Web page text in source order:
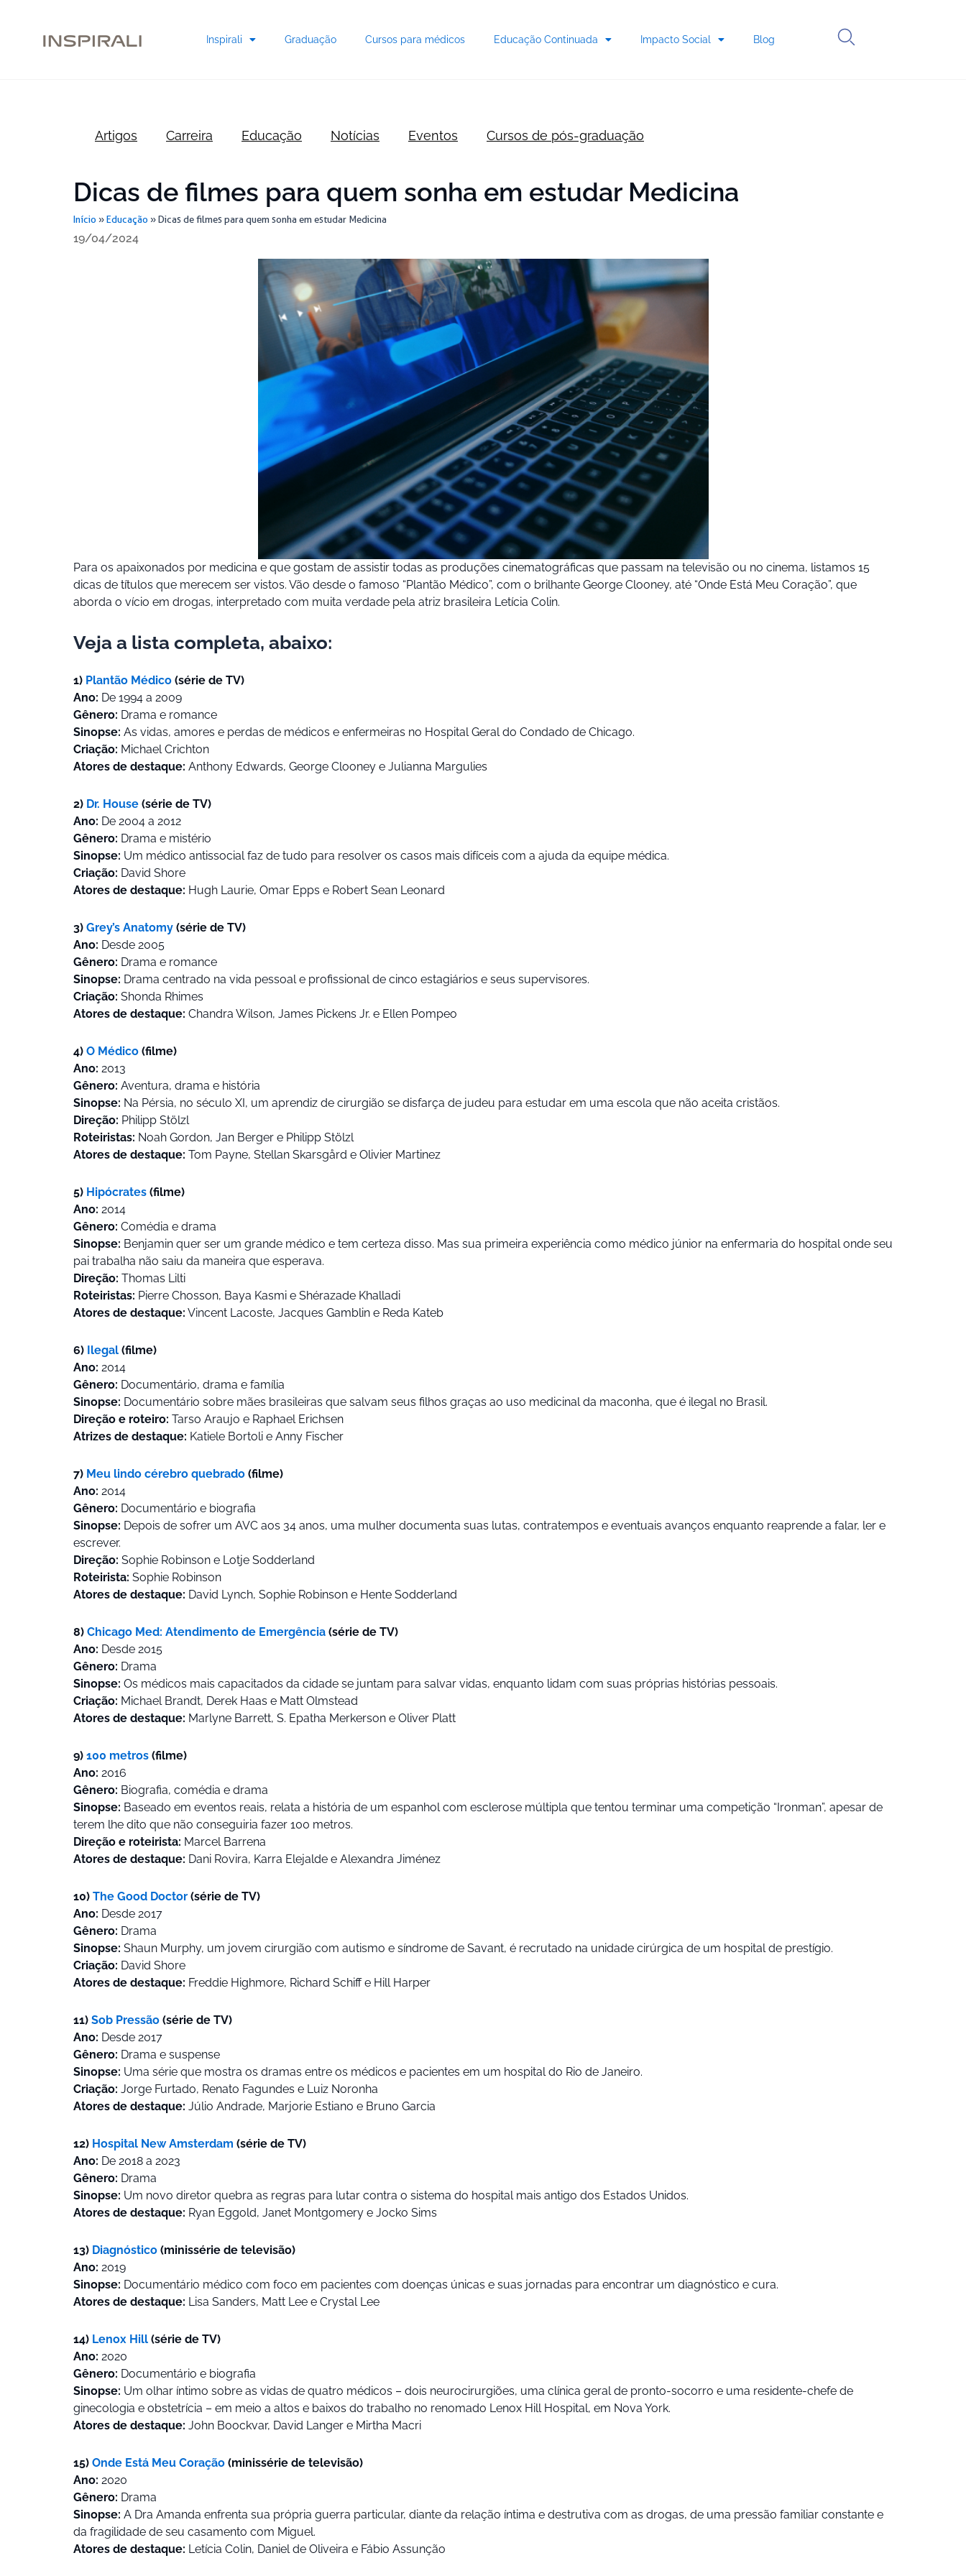
Inspirali Graduação Cursos para médicos Educação Continuada Impacto Social Blog
Artigos Carreira Educação Notícias Eventos Cursos de pós-graduação
Dicas de filmes para quem sonha em estudar Medicina
Início »Educação »Dicas de filmes para quem sonha em estudar Medicina
19/04/2024
Para os apaixonados por medicina e que gostam de assistir todas as produções cinematográficas que passam na televisão ou no cinema, listamos 15
dicas de títulos que merecem ser vistos. Vão desde o famoso “Plantão Médico”, com o brilhante George Clooney, até “Onde Está Meu Coração”, que
aborda o vício em drogas, interpretado com muita verdade pela atriz brasileira Letícia Colin.
Veja a lista completa, abaixo:
1) Plantão Médico (série de TV)
Ano: De 1994 a 2009
Gênero: Drama e romance
Sinopse: As vidas, amores e perdas de médicos e enfermeiras no Hospital Geral do Condado de Chicago.
Criação: Michael Crichton
Atores de destaque: Anthony Edwards, George Clooney e Julianna Margulies
2) Dr. House (série de TV)
Ano: De 2004 a 2012
Gênero: Drama e mistério
Sinopse: Um médico antissocial faz de tudo para resolver os casos mais difíceis com a ajuda da equipe médica.
Criação: David Shore
Atores de destaque: Hugh Laurie, Omar Epps e Robert Sean Leonard
3) Grey’s Anatomy (série de TV)
Ano: Desde 2005
Gênero: Drama e romance
Sinopse: Drama centrado na vida pessoal e profissional de cinco estagiários e seus supervisores.
Criação: Shonda Rhimes
Atores de destaque: Chandra Wilson, James Pickens Jr. e Ellen Pompeo
4) O Médico (filme)
Ano: 2013
Gênero: Aventura, drama e história
Sinopse: Na Pérsia, no século XI, um aprendiz de cirurgião se disfarça de judeu para estudar em uma escola que não aceita cristãos.
Direção: Philipp Stölzl
Roteiristas: Noah Gordon, Jan Berger e Philipp Stölzl
Atores de destaque: Tom Payne, Stellan Skarsgård e Olivier Martinez
5) Hipócrates (filme)
Ano: 2014
Gênero: Comédia e drama
Sinopse: Benjamin quer ser um grande médico e tem certeza disso. Mas sua primeira experiência como médico júnior na enfermaria do hospital onde seu
pai trabalha não saiu da maneira que esperava.
Direção: Thomas Lilti
Roteiristas: Pierre Chosson, Baya Kasmi e Shérazade Khalladi
Atores de destaque: Vincent Lacoste, Jacques Gamblin e Reda Kateb
6) Ilegal (filme)
Ano: 2014
Gênero: Documentário, drama e família
Sinopse: Documentário sobre mães brasileiras que salvam seus filhos graças ao uso medicinal da maconha, que é ilegal no Brasil.
Direção e roteiro: Tarso Araujo e Raphael Erichsen
Atrizes de destaque: Katiele Bortoli e Anny Fischer
7) Meu lindo cérebro quebrado (filme)
Ano: 2014
Gênero: Documentário e biografia
Sinopse: Depois de sofrer um AVC aos 34 anos, uma mulher documenta suas lutas, contratempos e eventuais avanços enquanto reaprende a falar, ler e
escrever.
Direção: Sophie Robinson e Lotje Sodderland
Roteirista: Sophie Robinson
Atores de destaque: David Lynch, Sophie Robinson e Hente Sodderland
8) Chicago Med: Atendimento de Emergência (série de TV)
Ano: Desde 2015
Gênero: Drama
Sinopse: Os médicos mais capacitados da cidade se juntam para salvar vidas, enquanto lidam com suas próprias histórias pessoais.
Criação: Michael Brandt, Derek Haas e Matt Olmstead
Atores de destaque: Marlyne Barrett, S. Epatha Merkerson e Oliver Platt
9) 100 metros (filme)
Ano: 2016
Gênero: Biografia, comédia e drama
Sinopse: Baseado em eventos reais, relata a história de um espanhol com esclerose múltipla que tentou terminar uma competição “Ironman”, apesar de
terem lhe dito que não conseguiria fazer 100 metros.
Direção e roteirista: Marcel Barrena
Atores de destaque: Dani Rovira, Karra Elejalde e Alexandra Jiménez
10) The Good Doctor (série de TV)
Ano: Desde 2017
Gênero: Drama
Sinopse: Shaun Murphy, um jovem cirurgião com autismo e síndrome de Savant, é recrutado na unidade cirúrgica de um hospital de prestígio.
Criação: David Shore
Atores de destaque: Freddie Highmore, Richard Schiff e Hill Harper
11) Sob Pressão (série de TV)
Ano: Desde 2017
Gênero: Drama e suspense
Sinopse: Uma série que mostra os dramas entre os médicos e pacientes em um hospital do Rio de Janeiro.
Criação: Jorge Furtado, Renato Fagundes e Luiz Noronha
Atores de destaque: Júlio Andrade, Marjorie Estiano e Bruno Garcia
12) Hospital New Amsterdam (série de TV)
Ano: De 2018 a 2023
Gênero: Drama
Sinopse: Um novo diretor quebra as regras para lutar contra o sistema do hospital mais antigo dos Estados Unidos.
Atores de destaque: Ryan Eggold, Janet Montgomery e Jocko Sims
13) Diagnóstico (minissérie de televisão)
Ano: 2019
Sinopse: Documentário médico com foco em pacientes com doenças únicas e suas jornadas para encontrar um diagnóstico e cura.
Atores de destaque: Lisa Sanders, Matt Lee e Crystal Lee
14) Lenox Hill (série de TV)
Ano: 2020
Gênero: Documentário e biografia
Sinopse: Um olhar íntimo sobre as vidas de quatro médicos – dois neurocirurgiões, uma clínica geral de pronto-socorro e uma residente-chefe de
ginecologia e obstetrícia – em meio a altos e baixos do trabalho no renomado Lenox Hill Hospital, em Nova York.
Atores de destaque: John Boockvar, David Langer e Mirtha Macri
15) Onde Está Meu Coração (minissérie de televisão)
Ano: 2020
Gênero: Drama
Sinopse: A Dra Amanda enfrenta sua própria guerra particular, diante da relação íntima e destrutiva com as drogas, de uma pressão familiar constante e
da fragilidade de seu casamento com Miguel.
Atores de destaque: Letícia Colin, Daniel de Oliveira e Fábio Assunção